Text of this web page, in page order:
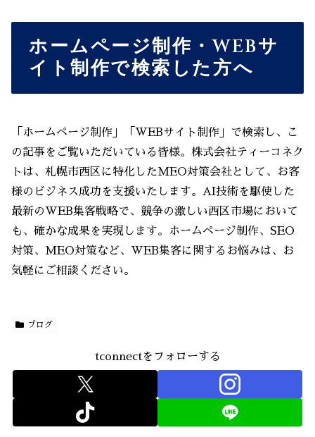
ホームページ制作・WEBサ
イト制作で検索した方へ
「ホームページ制作」「WEBサイト制作」で検索し、こ
の記事をご覧いただいている皆様。株式会社ティーコネク
トは、札幌市西区に特化したMEO対策会社として、お客
様のビジネス成功を支援いたします。AI技術を駆使した
最新のWEB集客戦略で、競争の激しい西区市場において
も、確かな成果を実現します。ホームページ制作、SEO
対策、MEO対策など、WEB集客に関するお悩みは、お
気軽にご相談ください。
ブログ
tconnectをフォローする